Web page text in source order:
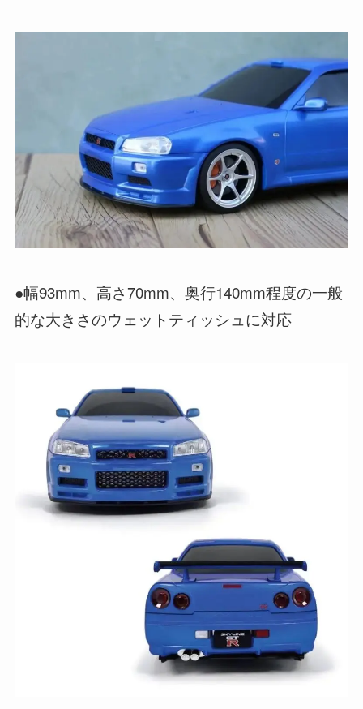
●幅93mm、高さ70mm、奥行140mm程度の一般
的な大きさのウェットティッシュに対応